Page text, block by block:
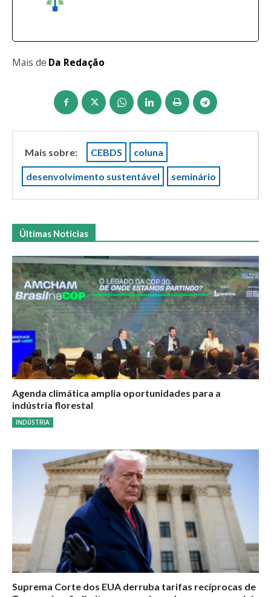
Mais de Da Redação
Mais sobre: CEBDS coluna
desenvolvimento sustentável seminário
Últimas Notícias
Agenda climática amplia oportunidades para a
indústria florestal
INDÚSTRIA
Suprema Corte dos EUA derruba tarifas recíprocas de